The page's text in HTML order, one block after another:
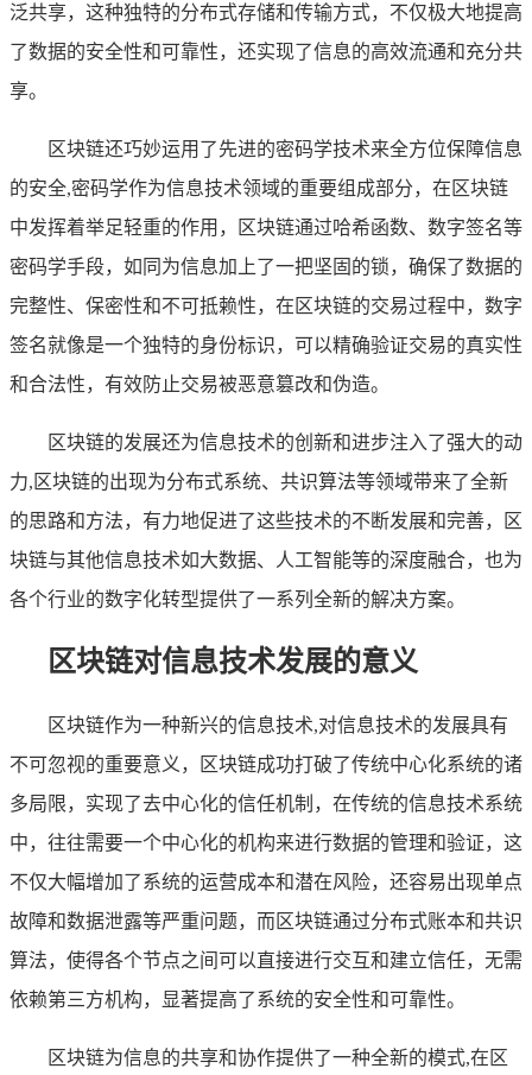
泛共享，这种独特的分布式存储和传输方式，不仅极大地提高
了数据的安全性和可靠性，还实现了信息的高效流通和充分共
享。
区块链还巧妙运用了先进的密码学技术来全方位保障信息
的安全,密码学作为信息技术领域的重要组成部分，在区块链
中发挥着举足轻重的作用，区块链通过哈希函数、数字签名等
密码学手段，如同为信息加上了一把坚固的锁，确保了数据的
完整性、保密性和不可抵赖性，在区块链的交易过程中，数字
签名就像是一个独特的身份标识，可以精确验证交易的真实性
和合法性，有效防止交易被恶意篡改和伪造。
区块链的发展还为信息技术的创新和进步注入了强大的动
力,区块链的出现为分布式系统、共识算法等领域带来了全新
的思路和方法，有力地促进了这些技术的不断发展和完善，区
块链与其他信息技术如大数据、人工智能等的深度融合，也为
各个行业的数字化转型提供了一系列全新的解决方案。
区块链对信息技术发展的意义
区块链作为一种新兴的信息技术,对信息技术的发展具有
不可忽视的重要意义，区块链成功打破了传统中心化系统的诸
多局限，实现了去中心化的信任机制，在传统的信息技术系统
中，往往需要一个中心化的机构来进行数据的管理和验证，这
不仅大幅增加了系统的运营成本和潜在风险，还容易出现单点
故障和数据泄露等严重问题，而区块链通过分布式账本和共识
算法，使得各个节点之间可以直接进行交互和建立信任，无需
依赖第三方机构，显著提高了系统的安全性和可靠性。
区块链为信息的共享和协作提供了一种全新的模式,在区